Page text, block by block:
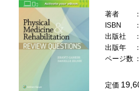
著者
ISBN
出版社
出版年
ページ数
定価